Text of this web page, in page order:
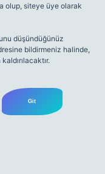
olup, siteye üye olarak
düşündüğünüz
bildirmeniz halinde,